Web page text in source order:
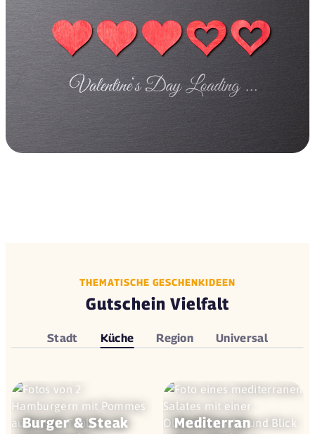
THEMATISCHE GESCHENKIDEEN
Gutschein Vielfalt
Stadt Küche Region Universal
Burger & Steak
Mediterran